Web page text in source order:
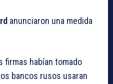
anunciaron una medida
firmas habían tomado
bancos rusos usaran